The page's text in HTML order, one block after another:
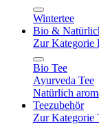
Wintertee
Bio &
Zur Kategorie
Bio Tee
Ayurveda Tee
Natürlich
Teezubehör
Zur Kategorie